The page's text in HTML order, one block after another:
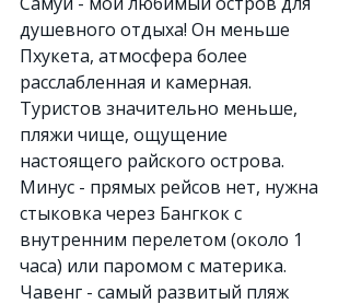
душевного отдыха! Он меньше
Пхукета, атмосфера более
расслабленная и камерная.
Туристов значительно меньше,
пляжи чище, ощущение
настоящего райского острова.
Минус - прямых рейсов нет, нужна
стыковка через Бангкок с
внутренним перелетом (около 1
часа) или паромом с материка.
Чавенг - самый развитый пляж